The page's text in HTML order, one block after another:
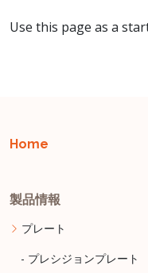
Use this page as a
Home
製品情報
プレート
- プレシジョンプレート